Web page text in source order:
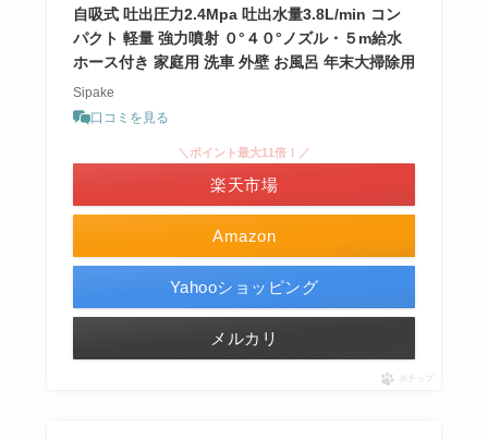
自吸式 吐出圧力2.4Mpa 吐出水量3.8L/min コン
パクト 軽量 強力噴射 ０°４０°ノズル・５m給水
ホース付き 家庭用 洗車 外壁 お風呂 年末大掃除用
Sipake
口コミを見る
Amazon
＼ポイント最大11倍！／
楽天市場
Yahooショッピング
メルカリ
ポチップ